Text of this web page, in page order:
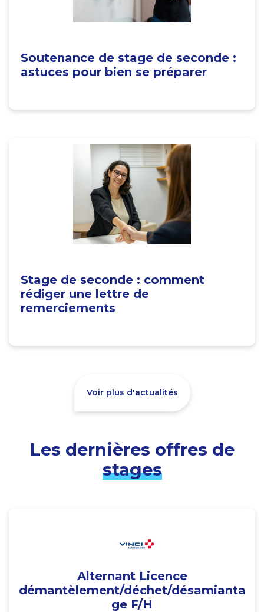
Soutenance de stage de seconde :
astuces pour bien se préparer
Stage de seconde : comment
rédiger une lettre de
remerciements
Voir plus d'actualités
Les dernières offres de
stages
Alternant Licence
démantèlement/déchet/désamianta
ge F/H